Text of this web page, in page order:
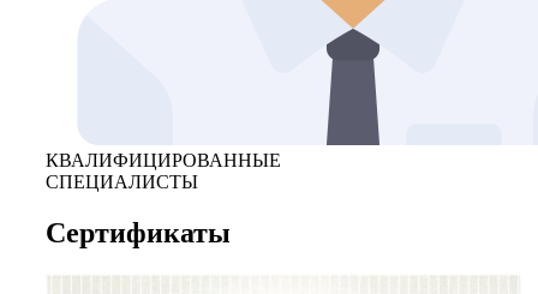
КВАЛИФИЦИРОВАННЫЕ
СПЕЦИАЛИСТЫ
Сертификаты